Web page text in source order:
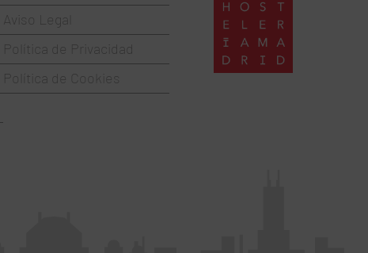
Aviso Legal
Política de Privacidad
Política de Cookies